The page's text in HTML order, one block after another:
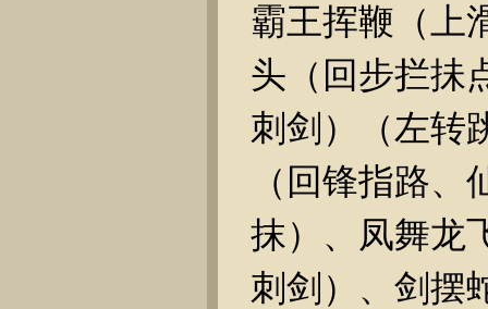
霸王挥鞭（上
头（回步拦抺
刺剑）（左转
（回锋指路
抹）、凤舞龙
刺剑）、剑摆